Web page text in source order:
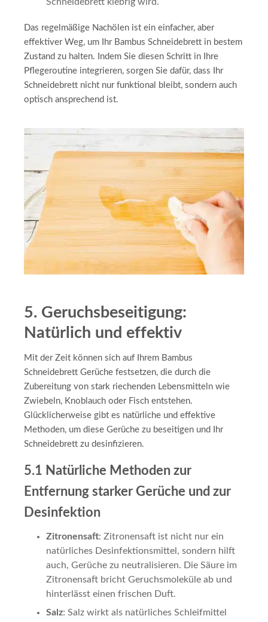
Schneidebrett klebrig wird.
Das regelmäßige Nachölen ist ein einfacher, aber
effektiver Weg, um Ihr Bambus Schneidebrett in bestem
Zustand zu halten. Indem Sie diesen Schritt in Ihre
Pflegeroutine integrieren, sorgen Sie dafür, dass Ihr
Schneidebrett nicht nur funktional bleibt, sondern auch
optisch ansprechend ist.
5. Geruchsbeseitigung:
Natürlich und effektiv
Mit der Zeit können sich auf Ihrem Bambus
Schneidebrett Gerüche festsetzen, die durch die
Zubereitung von stark riechenden Lebensmitteln wie
Zwiebeln, Knoblauch oder Fisch entstehen.
Glücklicherweise gibt es natürliche und effektive
Methoden, um diese Gerüche zu beseitigen und Ihr
Schneidebrett zu desinfizieren.
5.1 Natürliche Methoden zur
Entfernung starker Gerüche und zur
Desinfektion
Zitronensaft: Zitronensaft ist nicht nur ein
natürliches Desinfektionsmittel, sondern hilft
auch, Gerüche zu neutralisieren. Die Säure im
Zitronensaft bricht Geruchsmoleküle ab und
hinterlässt einen frischen Duft.
Salz: Salz wirkt als natürliches Schleifmittel